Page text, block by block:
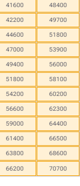
41600 48400
42200 49700
44600 51800
47000 53900
49400 56000
51800 58100
54200 60200
56600 62300
59000 64400
61400 66500
63800 68600
66200 70700